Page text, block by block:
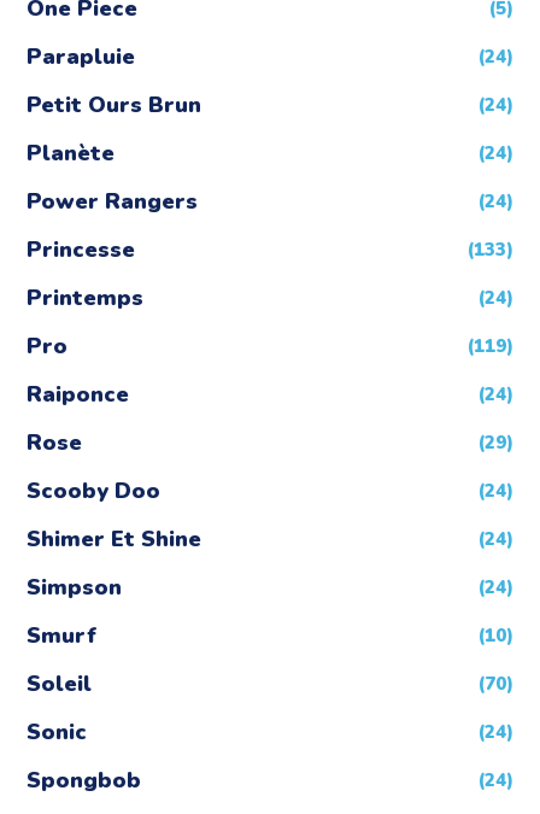
One Piece (5)
Parapluie (24)
Petit Ours Brun (24)
Planète (24)
Power Rangers (24)
Princesse (133)
Printemps (24)
Pro (119)
Raiponce (24)
Rose (29)
Scooby Doo (24)
Shimer Et Shine (24)
Simpson (24)
Smurf (10)
Soleil (70)
Sonic (24)
Spongbob (24)